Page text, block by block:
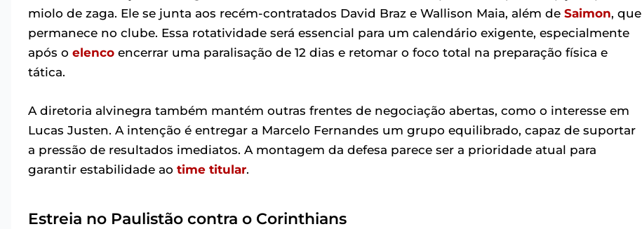
miolo de zaga. Ele se junta aos recém-contratados David Braz e Wallison Maia, além de Saimon, que
permanece no clube. Essa rotatividade será essencial para um calendário exigente, especialmente
após o elenco encerrar uma paralisação de 12 dias e retomar o foco total na preparação física e
tática.
A diretoria alvinegra também mantém outras frentes de negociação abertas, como o interesse em
Lucas Justen. A intenção é entregar a Marcelo Fernandes um grupo equilibrado, capaz de suportar
a pressão de resultados imediatos. A montagem da defesa parece ser a prioridade atual para
garantir estabilidade ao time titular.
Estreia no Paulistão contra o Corinthians